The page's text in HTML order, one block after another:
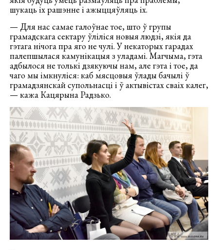
шукаць іх рашэнне і ажыццяўляць іх.
— Для нас самае галоўнае тое, што ў групы
грамадскага сектару ўліліся новыя людзі, якія да
гэтага нічога пра яго не чулі. У некаторых гарадах
палепшылася камунікацыя з уладамі. Магчыма, гэта
адбылося не толькі дзякуючы нам, але гэта і тое, да
чаго мы імкнуліся: каб мясцовыя ўлады бачылі ў
грамадзянскай супольнасці і ў актывістах сваіх калег,
— кажа Кацярына Радзько.